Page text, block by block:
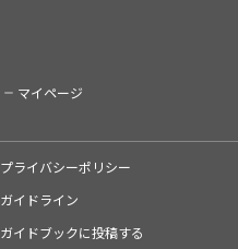
マイページ
プライバシーポリシー
ガイドライン
ガイドブックに投稿する